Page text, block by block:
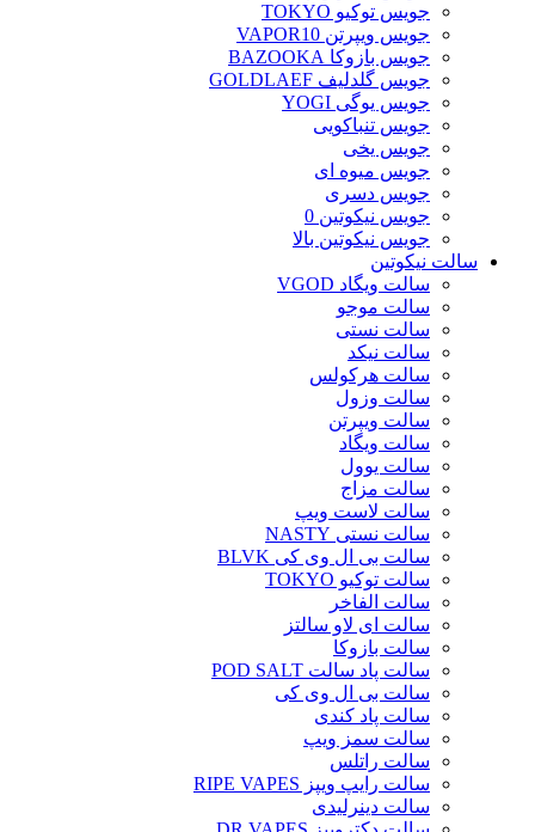
جویس توکیو TOKYO
جویس ویپرتن VAPOR10
جویس بازوکا BAZOOKA
جویس گلدلیف GOLDLAEF
جویس یوگی YOGI
جویس تنباکویی
جویس یخی
جویس میوه ای
جویس دسری
جویس نیکوتین 0
جویس نیکوتین بالا
سالت نیکوتین
سالت ویگاد VGOD
سالت موجو
سالت نستی
سالت نیکد
سالت هرکولس
سالت وزول
سالت ویپرتن
سالت ویگاد
سالت یوول
سالت مزاج
سالت لاست ویپ
سالت نستی NASTY
سالت بی ال وی کی BLVK
سالت توکیو TOKYO
سالت الفاخر
سالت ای لاو سالتز
سالت بازوکا
سالت پاد سالت POD SALT
سالت بی ال وی کی
سالت پاد کندی
سالت سمز ویپ
سالت راتلس
سالت رایپ ویپز RIPE VAPES
سالت دینرلیدی